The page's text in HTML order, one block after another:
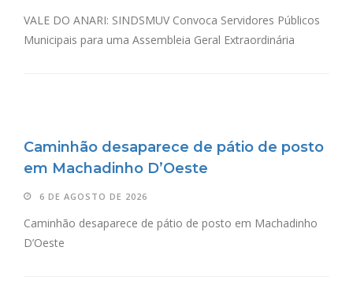
VALE DO ANARI: SINDSMUV Convoca Servidores Públicos
Municipais para uma Assembleia Geral Extraordinária
Caminhão desaparece de pátio de posto
em Machadinho D’Oeste
6 DE AGOSTO DE 2026
Caminhão desaparece de pátio de posto em Machadinho
D’Oeste